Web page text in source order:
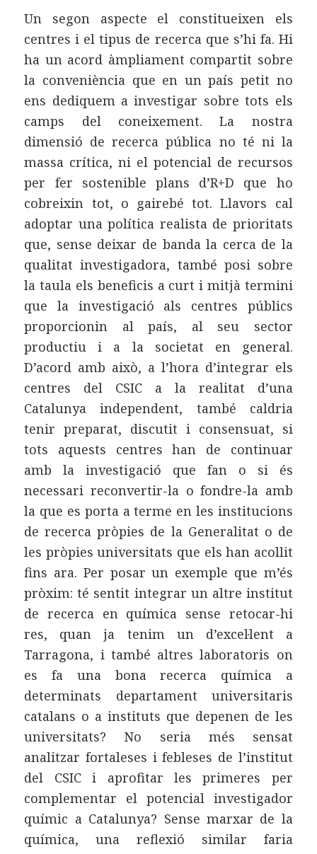
Un segon aspecte el constitueixen els
centres i el tipus de recerca que s’hi fa. Hi
ha un acord àmpliament compartit sobre
la conveniència que en un país petit no
ens dediquem a investigar sobre tots els
camps del coneixement. La nostra
dimensió de recerca pública no té ni la
massa crítica, ni el potencial de recursos
per fer sostenible plans d’R+D que ho
cobreixin tot, o gairebé tot. Llavors cal
adoptar una política realista de prioritats
que, sense deixar de banda la cerca de la
qualitat investigadora, també posi sobre
la taula els beneficis a curt i mitjà termini
que la investigació als centres públics
proporcionin al país, al seu sector
productiu i a la societat en general.
D’acord amb això, a l’hora d’integrar els
centres del CSIC a la realitat d’una
Catalunya independent, també caldria
tenir preparat, discutit i consensuat, si
tots aquests centres han de continuar
amb la investigació que fan o si és
necessari reconvertir-la o fondre-la amb
la que es porta a terme en les institucions
de recerca pròpies de la Generalitat o de
les pròpies universitats que els han acollit
fins ara. Per posar un exemple que m’és
pròxim: té sentit integrar un altre institut
de recerca en química sense retocar-hi
res, quan ja tenim un d’excel·lent a
Tarragona, i també altres laboratoris on
es fa una bona recerca química a
determinats departament universitaris
catalans o a instituts que depenen de les
universitats? No seria més sensat
analitzar fortaleses i febleses de l’institut
del CSIC i aprofitar les primeres per
complementar el potencial investigador
químic a Catalunya? Sense marxar de la
química, una reflexió similar faria